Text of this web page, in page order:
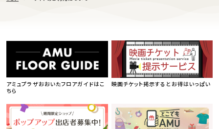
アミュプラザおおいたフロアガイドはこ
ちら
映画チケット掲示するとお得はいっぱい